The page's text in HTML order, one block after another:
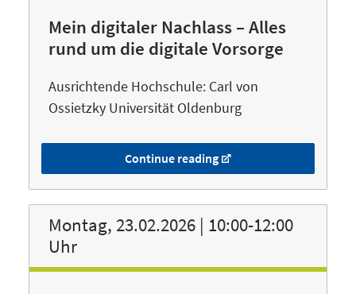
Mein digitaler Nachlass – Alles
rund um die digitale Vorsorge
Ausrichtende Hochschule: Carl von
Ossietzky Universität Oldenburg
Continue reading
Montag, 23.02.2026 | 10:00-12:00
Uhr